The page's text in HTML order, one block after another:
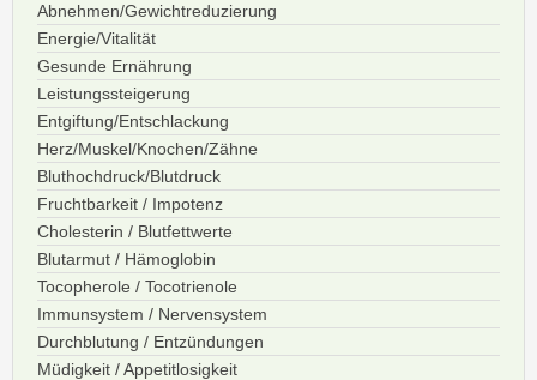
Abnehmen/Gewichtreduzierung
Energie/Vitalität
Gesunde Ernährung
Leistungssteigerung
Entgiftung/Entschlackung
Herz/Muskel/Knochen/Zähne
Bluthochdruck/Blutdruck
Fruchtbarkeit / Impotenz
Cholesterin / Blutfettwerte
Blutarmut / Hämoglobin
Tocopherole / Tocotrienole
Immunsystem / Nervensystem
Durchblutung / Entzündungen
Müdigkeit / Appetitlosigkeit